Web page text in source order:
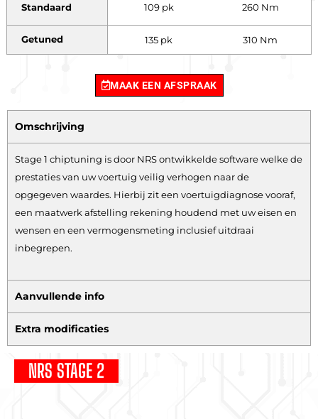
Standaard 109 pk 260 Nm
Getuned 135 pk 310 Nm
MAAK EEN AFSPRAAK
Omschrijving
Stage 1 chiptuning is door NRS ontwikkelde software welke de
prestaties van uw voertuig veilig verhogen naar de
opgegeven waardes. Hierbij zit een voertuigdiagnose vooraf,
een maatwerk afstelling rekening houdend met uw eisen en
wensen en een vermogensmeting inclusief uitdraai
inbegrepen.
Aanvullende info
Extra modificaties
NRS STAGE 2